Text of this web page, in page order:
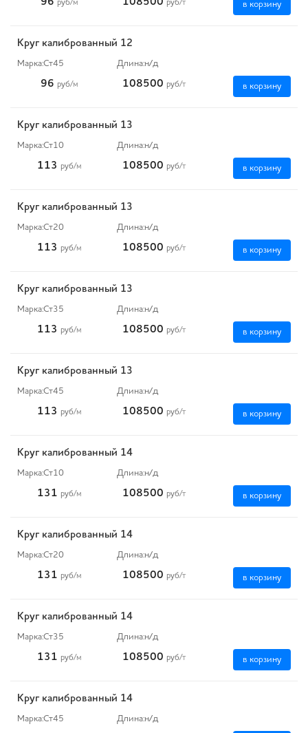
96 руб/м 108500 руб/т в корзину
Круг калиброванный 12
Марка:Ст45 Длина:н/д
96 руб/м 108500 руб/т в корзину
Круг калиброванный 13
Марка:Ст10 Длина:н/д
113 руб/м 108500 руб/т в корзину
Круг калиброванный 13
Марка:Ст20 Длина:н/д
113 руб/м 108500 руб/т в корзину
Круг калиброванный 13
Марка:Ст35 Длина:н/д
113 руб/м 108500 руб/т в корзину
Круг калиброванный 13
Марка:Ст45 Длина:н/д
113 руб/м 108500 руб/т в корзину
Круг калиброванный 14
Марка:Ст10 Длина:н/д
131 руб/м 108500 руб/т в корзину
Круг калиброванный 14
Марка:Ст20 Длина:н/д
131 руб/м 108500 руб/т в корзину
Круг калиброванный 14
Марка:Ст35 Длина:н/д
131 руб/м 108500 руб/т в корзину
Круг калиброванный 14
Марка:Ст45 Длина:н/д